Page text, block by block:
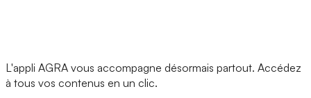
L'appli AGRA vous accompagne désormais partout. Accédez
à tous vos contenus en un clic.